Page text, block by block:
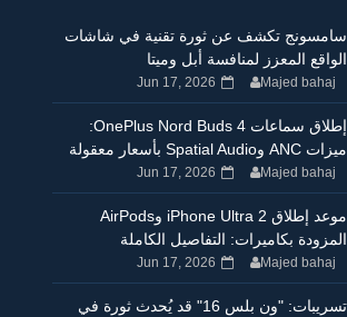
سامسونج تكشف عن ثورة تقنية في شاشات
الواقع المعزز لمنافسة أبل وميتا
Majed bahaj
Jun 17, 2026
إطلاق سماعات OnePlus Nord Buds 4:
ميزات ANC وSpatial Audio بأسعار معقولة
Majed bahaj
Jun 17, 2026
موعد إطلاق iPhone Ultra 2 وAirPods
المزودة بكاميرات: التفاصيل الكاملة
Majed bahaj
Jun 17, 2026
تسريبات: "ون بلس 16" قد يُحدث ثورة في